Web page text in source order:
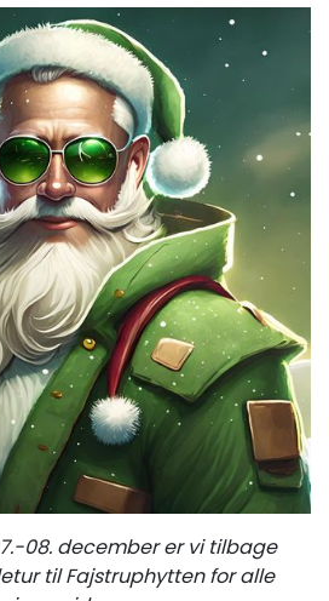
08. december er vi tilbage
til Fajstruphytten for alle